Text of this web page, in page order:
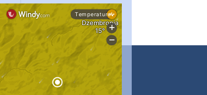
#PipIvanToday
#PipIvanWeather

pimrec_project